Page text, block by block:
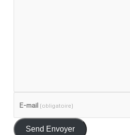
E-mail (obligatoire)
Send Envoyer